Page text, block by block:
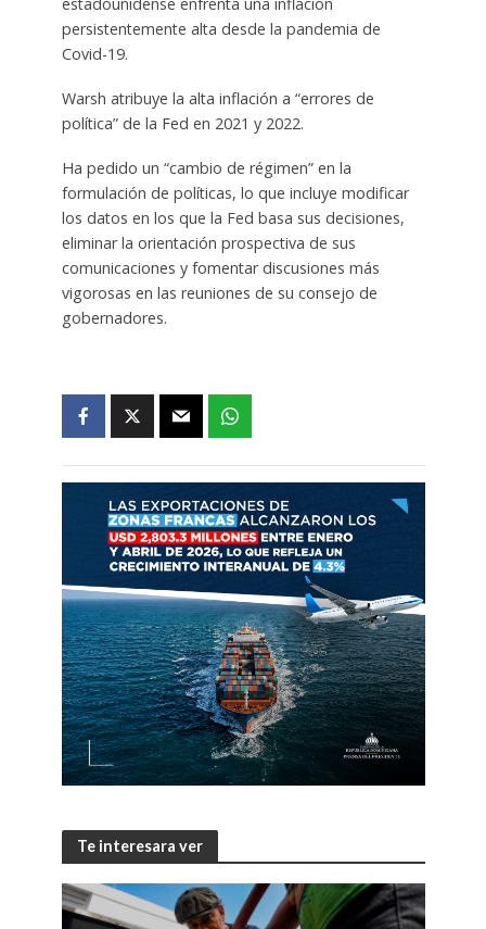
estadounidense enfrenta una inflación
persistentemente alta desde la pandemia de
Covid-19.
Warsh atribuye la alta inflación a “errores de
política” de la Fed en 2021 y 2022.
Ha pedido un “cambio de régimen” en la
formulación de políticas, lo que incluye modificar
los datos en los que la Fed basa sus decisiones,
eliminar la orientación prospectiva de sus
comunicaciones y fomentar discusiones más
vigorosas en las reuniones de su consejo de
gobernadores.
Te interesara ver